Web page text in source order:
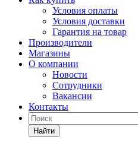
Условия оплаты
Условия доставки
Гарантия на товар
Производители
Магазины
О компании
Новости
Сотрудники
Вакансии
Контакты
Найти